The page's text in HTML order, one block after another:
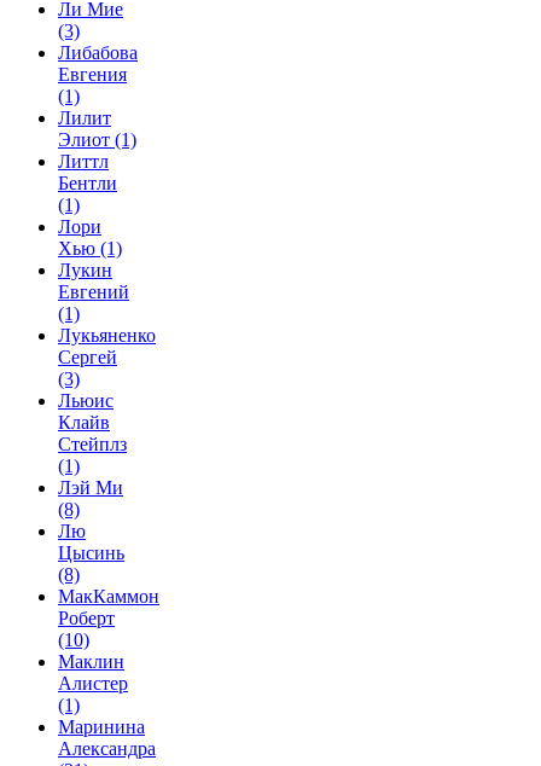
Ли Мие
(3)
Либабова
Евгения
(1)
Лилит
Элиот (1)
Литтл
Бентли
(1)
Лори
Хью (1)
Лукин
Евгений
(1)
Лукьяненко
Сергей
(3)
Льюис
Клайв
Стейплз
(1)
Лэй Ми
(8)
Лю
Цысинь
(8)
МакКаммон
Роберт
(10)
Маклин
Алистер
(1)
Маринина
Александра